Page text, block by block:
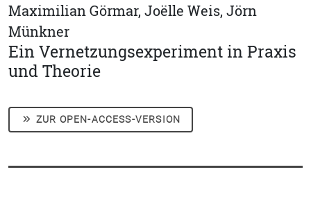
Maximilian Görmar, Joëlle Weis, Jörn
Münkner
Ein Vernetzungsexperiment in Praxis
und Theorie
ZUR OPEN-ACCESS-VERSION